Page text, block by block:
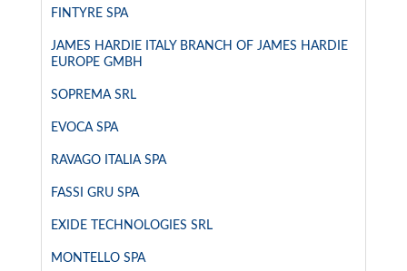
FINTYRE SPA
JAMES HARDIE ITALY BRANCH OF JAMES HARDIE
EUROPE GMBH
SOPREMA SRL
EVOCA SPA
RAVAGO ITALIA SPA
FASSI GRU SPA
EXIDE TECHNOLOGIES SRL
MONTELLO SPA